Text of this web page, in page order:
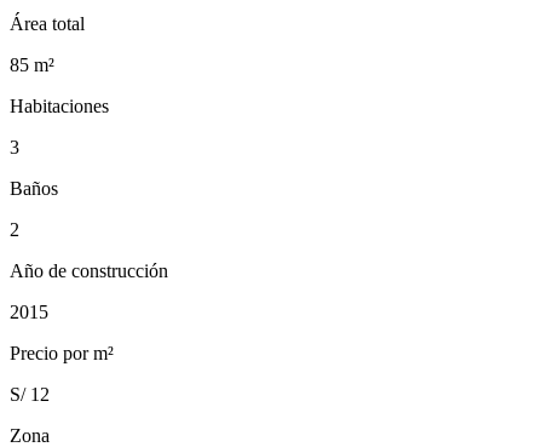
Área total
85 m²
Habitaciones
3
Baños
2
Año de construcción
2015
Precio por m²
S/ 12
Zona